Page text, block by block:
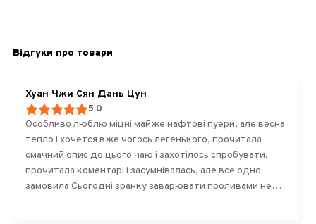
Відгуки про товари
Хуан Чжи Сян Дань Цун
5.0
Особливо люблю міцні майже нафтові пуери, але весна
тепло і хочется вже чогось легенького, прочитала
смачний опис до цього чаю і захотілось спробувати,
прочитала коментарі і засумнівалась, але все одно
замовила Сьогодні зранку заварювати проливами не